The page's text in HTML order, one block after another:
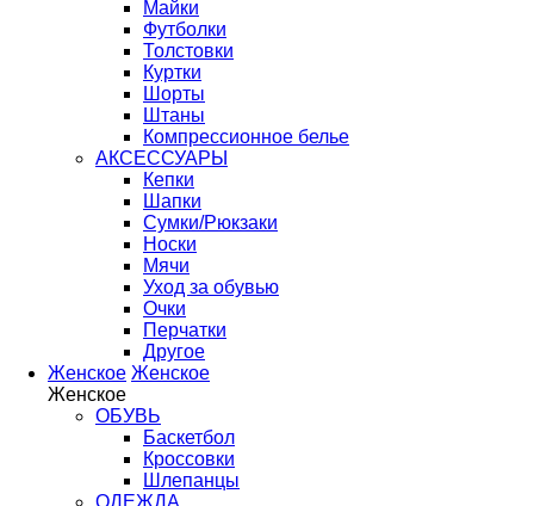
Майки
Футболки
Толстовки
Куртки
Шорты
Штаны
Компрессионное белье
АКСЕССУАРЫ
Кепки
Шапки
Сумки/Рюкзаки
Носки
Мячи
Уход за обувью
Очки
Перчатки
Другое
Женское Женское
Женское
ОБУВЬ
Баскетбол
Кроссовки
Шлепанцы
ОДЕЖДА